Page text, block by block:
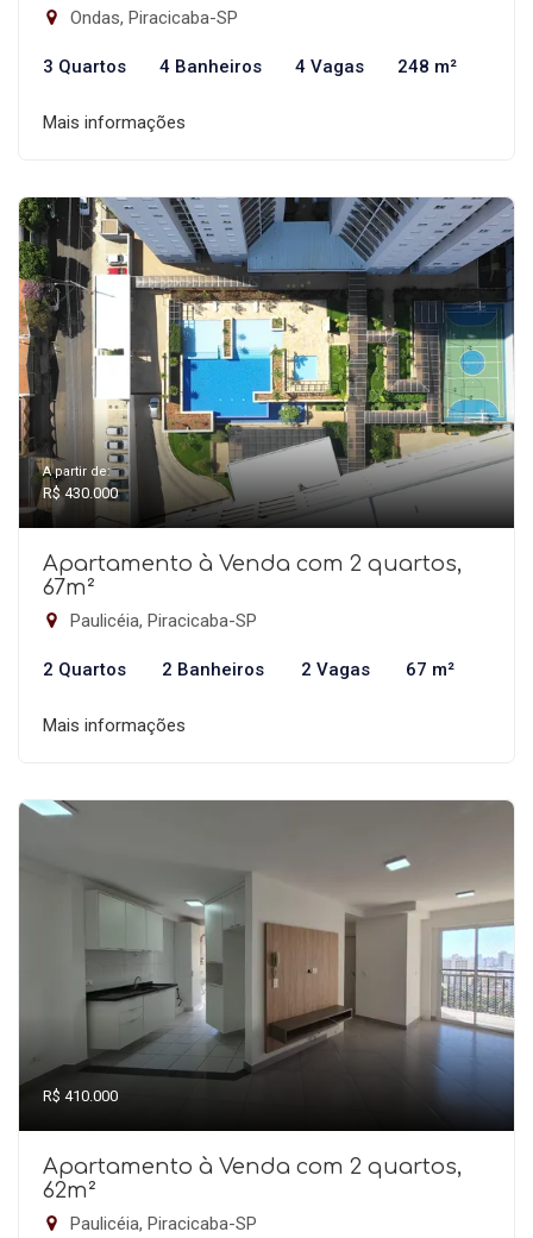
Ondas, Piracicaba-SP
3 Quartos 4 Banheiros 4 Vagas 248 m²
Mais informações
A partir de:
R$ 430.000
Apartamento à Venda com 2 quartos,
67m²
Paulicéia, Piracicaba-SP
2 Quartos 2 Banheiros 2 Vagas 67 m²
Mais informações
R$ 410.000
Apartamento à Venda com 2 quartos,
62m²
Paulicéia, Piracicaba-SP